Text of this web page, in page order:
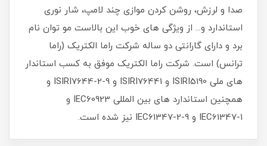
صدا و لرزش، روشن کردن موازی چند لامپ، شار نوری
استاندارد و... از ویژگی های خوب این بالاست مو توان نام
برد و دارای گارانتی دو ساله شرکت راما الکتریک (راما
ترانس) است. شرکت راما الکتریک موفق به کسب استاندار
های ملی ISIRI5190 و ISIRI76441 و ISIRI7644-2-9 و
همچنین استاندارد های بین المللی IEC60923 و
IEC61347-1 و IEC61347-2-9 نیز شده است.